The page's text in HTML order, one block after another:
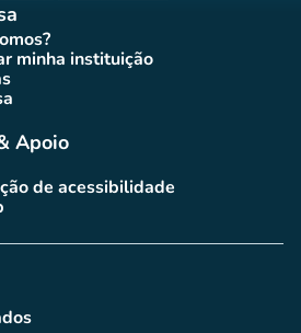
separador)
minha instituição
(novo separador)
separador)
separador)
Apoio
de acessibilidade
(novo separador)
separador)